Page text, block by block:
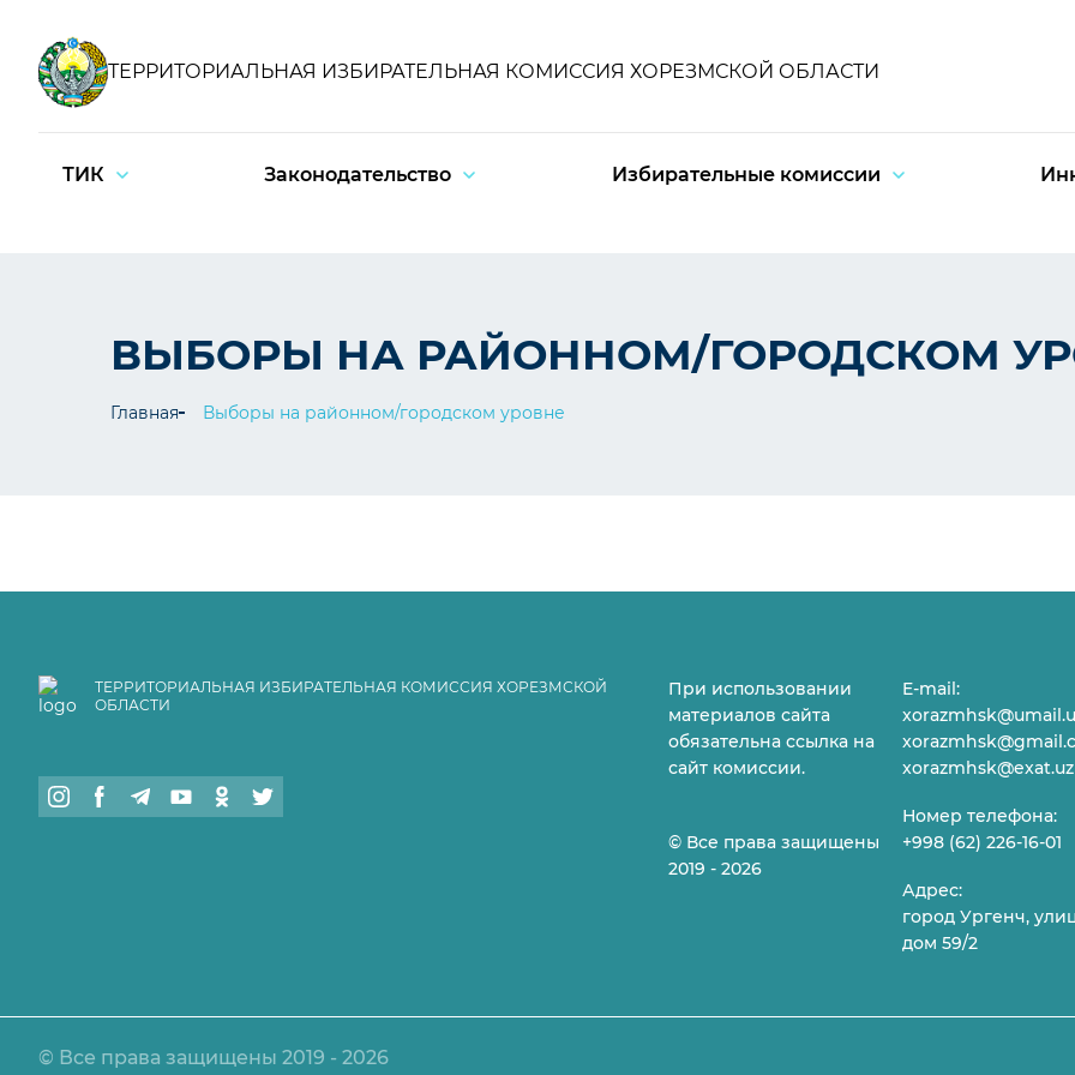
ТЕРРИТОРИАЛЬНАЯ ИЗБИРАТЕЛЬНАЯ КОМИССИЯ ХОРЕЗМСКОЙ ОБЛАСТИ
ТИК Законодательство Избирательные комиссии
ВЫБОРЫ НА РАЙОННОМ/ГОРОДСКОМ
Главная Выборы на районном/городском уровне
ТЕРРИТОРИАЛЬНАЯ ИЗБИРАТЕЛЬНАЯ КОМИССИЯ ХОРЕЗМСКОЙ
ОБЛАСТИ
При использовании
материалов сайта
обязательна ссылка на
сайт комиссии.
© Все права защищены
2019 - 2026
E-mail:
xorazmhsk@exat.uz
Номер телефона:
+998 (62) 226-16-01
Адрес:
город Ургенч,
дом 59/2
© Все права защищены 2019 - 2026